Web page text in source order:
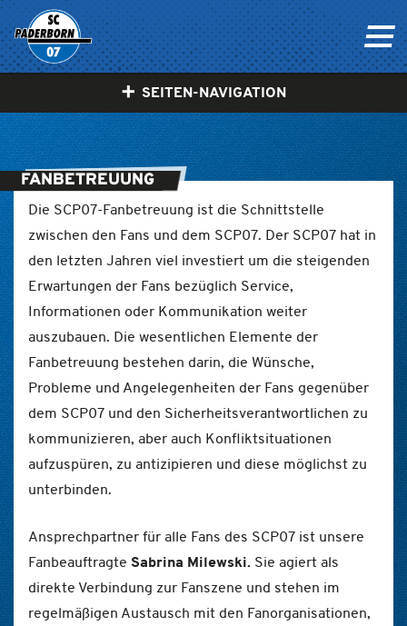
SEITEN-NAVIGATION
FANBETREUUNG
Die SCP07-Fanbetreuung ist die Schnittstelle
zwischen den Fans und dem SCP07. Der SCP07 hat in
den letzten Jahren viel investiert um die steigenden
Erwartungen der Fans bezüglich Service,
Informationen oder Kommunikation weiter
auszubauen. Die wesentlichen Elemente der
Fanbetreuung bestehen darin, die Wünsche,
Probleme und Angelegenheiten der Fans gegenüber
dem SCP07 und den Sicherheitsverantwortlichen zu
kommunizieren, aber auch Konfliktsituationen
aufzuspüren, zu antizipieren und diese möglichst zu
unterbinden.
Ansprechpartner für alle Fans des SCP07 ist unsere
Fanbeauftragte Sabrina Milewski. Sie agiert als
direkte Verbindung zur Fanszene und stehen im
regelmäßigen Austausch mit den Fanorganisationen,